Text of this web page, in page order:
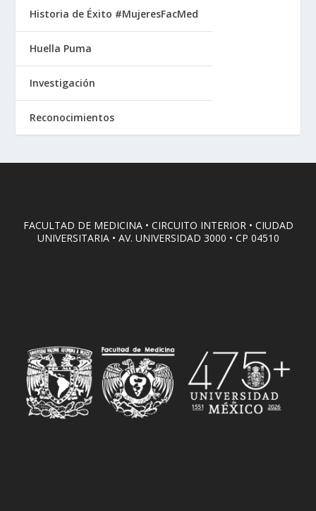
Historia de Éxito #MujeresFacMed
Huella Puma
Investigación
Reconocimientos
FACULTAD DE MEDICINA • CIRCUITO INTERIOR • CIUDAD
UNIVERSITARIA • AV. UNIVERSIDAD 3000 • CP 04510